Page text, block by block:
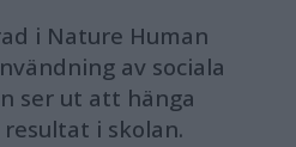
i Nature Human
av sociala
ser ut att hänga
i skolan.